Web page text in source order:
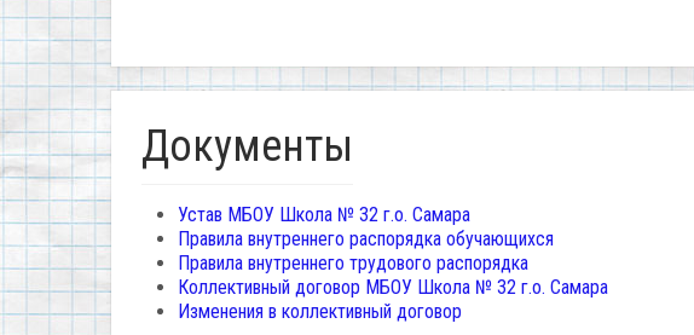
Документы
Устав МБОУ Школа № 32 г.о. Самара
Правила внутреннего распорядка обучающихся
Правила внутреннего трудового распорядка
Коллективный договор МБОУ Школа № 32 г.о. Самара
Изменения в коллективный договор